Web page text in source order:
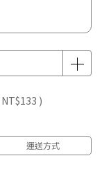
NT$133 )
運送方式